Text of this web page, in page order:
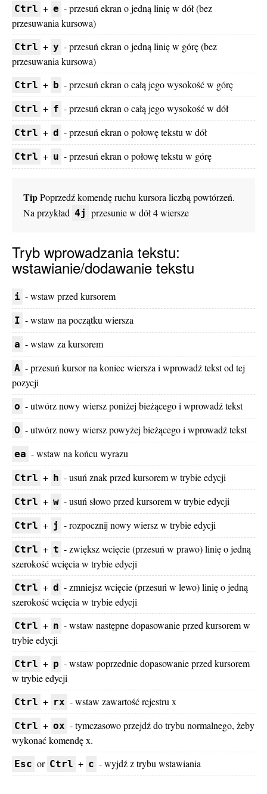
Ctrl + e - przesuń ekran o jedną linię w dół (bez
przesuwania kursowa)
Ctrl + y - przesuń ekran o jedną linię w górę (bez
przesuwania kursowa)
Ctrl + b - przesuń ekran o całą jego wysokość w górę
Ctrl + f - przesuń ekran o całą jego wysokość w dół
Ctrl + d - przesuń ekran o połowę tekstu w dół
Ctrl + u - przesuń ekran o połowę tekstu w górę
TipPoprzedź komendę ruchu kursora liczbą powtórzeń.
Na przykład 4j przesunie w dół 4 wiersze
Tryb wprowadzania tekstu:
wstawianie/dodawanie tekstu
i - wstaw przed kursorem
I - wstaw na początku wiersza
a - wstaw za kursorem
A - przesuń kursor na koniec wiersza i wprowadź tekst od tej
pozycji
o - utwórz nowy wiersz poniżej bieżącego i wprowadź tekst
O - utwórz nowy wiersz powyżej bieżącego i wprowadź tekst
ea - wstaw na końcu wyrazu
Ctrl + h - usuń znak przed kursorem w trybie edycji
Ctrl + w - usuń słowo przed kursorem w trybie edycji
Ctrl + j - rozpocznij nowy wiersz w trybie edycji
Ctrl + t - zwiększ wcięcie (przesuń w prawo) linię o jedną
szerokość wcięcia w trybie edycji
Ctrl + d - zmniejsz wcięcie (przesuń w lewo) linię o jedną
szerokość wcięcia w trybie edycji
Ctrl + n - wstaw następne dopasowanie przed kursorem w
trybie edycji
Ctrl + p - wstaw poprzednie dopasowanie przed kursorem
w trybie edycji
Ctrl + rx - wstaw zawartość rejestru x
Ctrl + ox - tymczasowo przejdź do trybu normalnego, żeby
wykonać komendę x.
Esc or Ctrl + c - wyjdź z trybu wstawiania